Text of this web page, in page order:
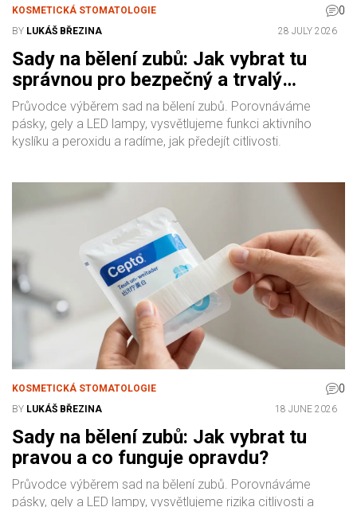
KOSMETICKÁ STOMATOLOGIE 0
BY LUKÁŠ BŘEZINA 28 JULY 2026
Sady na bělení zubů: Jak vybrat tu
správnou pro bezpečný a trvalý
výsledek
Průvodce výběrem sad na bělení zubů. Porovnáváme
pásky, gely a LED lampy, vysvětlujeme funkci aktivního
kyslíku a peroxidu a radíme, jak předejít citlivosti.
KOSMETICKÁ STOMATOLOGIE 0
BY LUKÁŠ BŘEZINA 18 JUNE 2026
Sady na bělení zubů: Jak vybrat tu
pravou a co funguje opravdu?
Průvodce výběrem sad na bělení zubů. Porovnáváme
pásky, gely a LED lampy, vysvětlujeme rizika citlivosti a